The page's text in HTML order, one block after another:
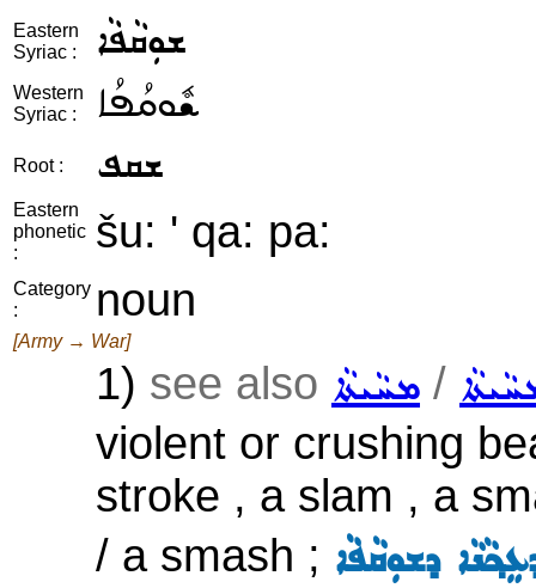
Eastern
Syriac :
ܫܘܼܩܵܦܵܐ
Western
Syriac :
ܫܽܘܩܳܦܳܐ
Root : ܫܩܦ
Eastern
phonetic
:
šu: ' qa: pa:
Category
:
noun
[Army → War]
1) see also ܡܚܵܝܬܵܐ /
violent or crushing
stroke , a slam , a
/ a smash ;